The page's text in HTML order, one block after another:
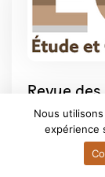
Revue
de la
15/09/2017
Nous
expérience